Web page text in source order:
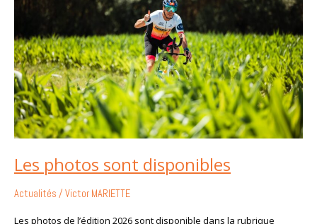
Les photos sont disponibles
Actualités / Victor MARIETTE
Les photos de l’édition 2026 sont disponible dans la rubrique